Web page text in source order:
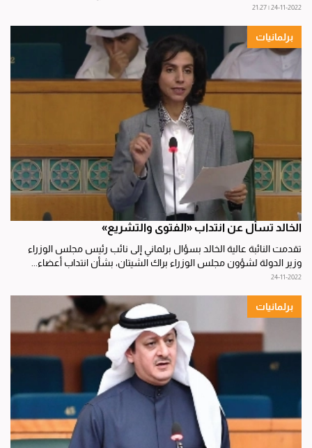
24-11-2022 | 21:27
برلمانيات
الخالد تسأل عن انتداب «الفتوى والتشريع»
تقدمت النائبة عالية الخالد بسؤال برلماني إلى نائب رئيس مجلس الوزراء
وزير الدولة لشؤون مجلس الوزراء براك الشيتان، بشأن انتداب أعضاء...
24-11-2022
برلمانيات